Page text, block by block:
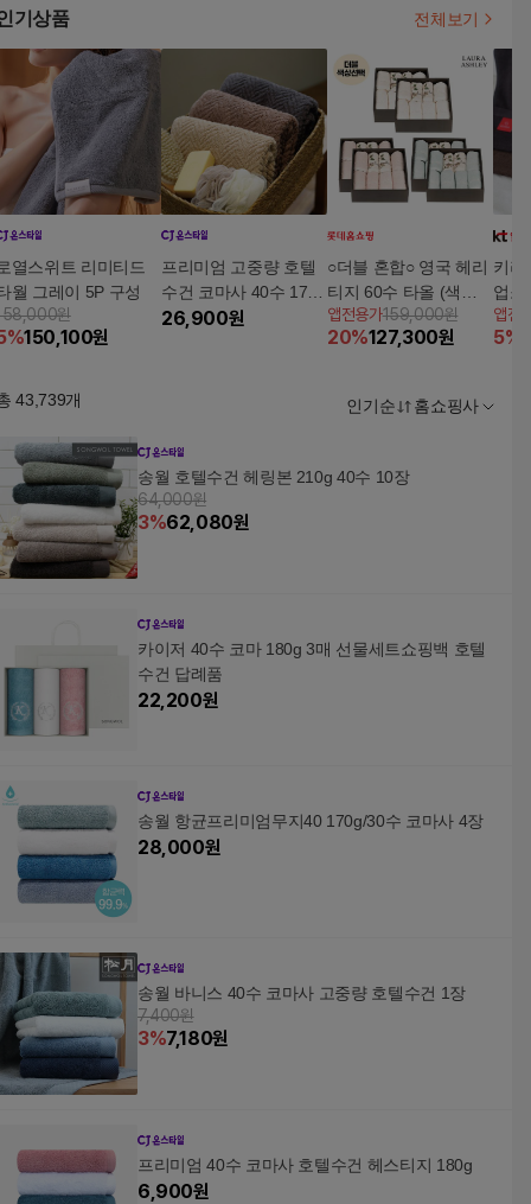
기상품 전체보기
열스위트 리미티드
월 그레이 5P 구성
원
%150,100원
프리미엄 고중량 호텔
수건 코마사 40수 170g
10장
26,900원
○더블 혼합○ 영국 헤리
티지 60수 타올 (색상
선택, 솔리드 12장+앨
더우드 4장 + 핸드타올
앱전용가159,000원
20%127,300원
키리
업소
g 10
앱전
5%
43,739개 인기순 홈쇼핑사
송월 호텔수건 헤링본 210g 40수 10장
64,000원
3%62,080원
카이저 40수 코마 180g 3매 선물세트쇼핑백 호텔
수건 답례품
22,200원
송월 항균프리미엄무지40 170g/30수 코마사 4장
28,000원
송월 바니스 40수 코마사 고중량 호텔수건 1장
7,400원
3%7,180원
프리미엄 40수 코마사 호텔수건 헤스티지 180g
6,900원